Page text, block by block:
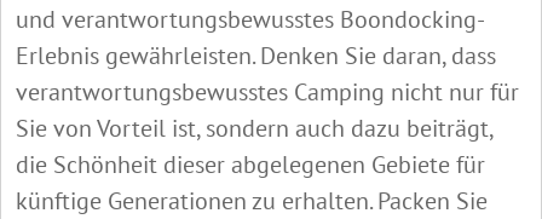
und verantwortungsbewusstes Boondocking-
Erlebnis gewährleisten. Denken Sie daran, dass
verantwortungsbewusstes Camping nicht nur für
Sie von Vorteil ist, sondern auch dazu beiträgt,
die Schönheit dieser abgelegenen Gebiete für
künftige Generationen zu erhalten. Packen Sie